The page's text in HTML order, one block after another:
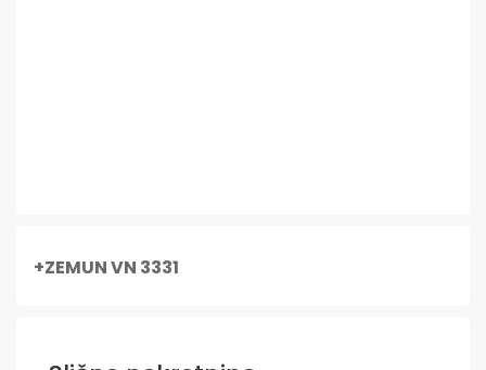
+ZEMUN VN 3331